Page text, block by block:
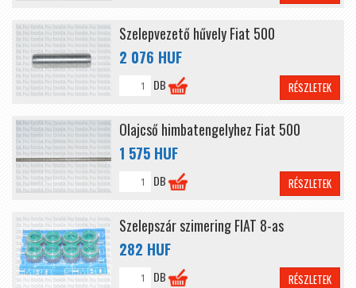
Szelepvezető hűvely Fiat 500
2 076 HUF
DB RÉSZLETEK
Olajcső himbatengelyhez Fiat 500
1 575 HUF
DB RÉSZLETEK
Szelepszár szimering FIAT 8-as
282 HUF
DB RÉSZLETEK